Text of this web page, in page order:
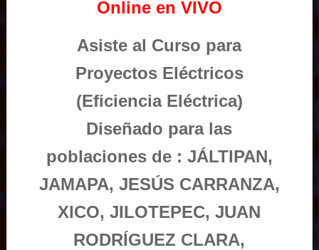
Online en VIVO
Asiste al Curso para
Proyectos Eléctricos
(Eficiencia Eléctrica)
Diseñado para las
poblaciones de : JÁLTIPAN,
JAMAPA, JESÚS CARRANZA,
XICO, JILOTEPEC, JUAN
RODRÍGUEZ CLARA,